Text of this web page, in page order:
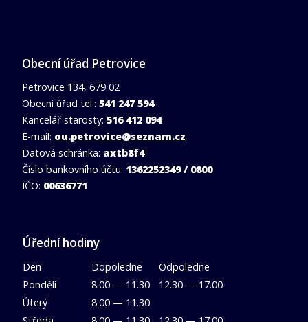
Obecní úřad Petrovice
Petrovice 134, 679 02
Obecní úřad tel.: 541 247 594
Kancelář starosty: 516 412 094
E-mail: ou.petrovice@seznam.cz
Datová schránka: axtb8f4
Číslo bankovního účtu: 1362252349 / 0800
IČO: 00636771
Úřední hodiny
Den Dopoledne
Odpoledne
Pondělí
8.00 — 11.30
12.30 — 17.00
Úterý
8.00 — 11.30